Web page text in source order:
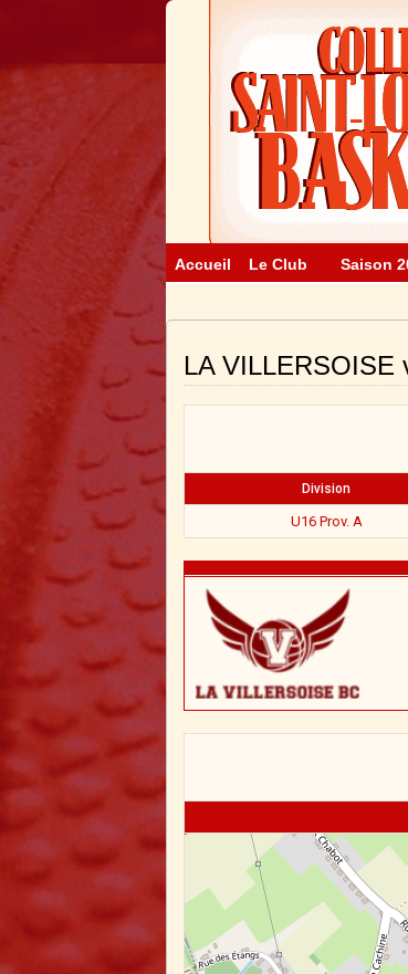
Accueil Le Club Saison
LA VILLERSOISE
Division
U16 Prov. A